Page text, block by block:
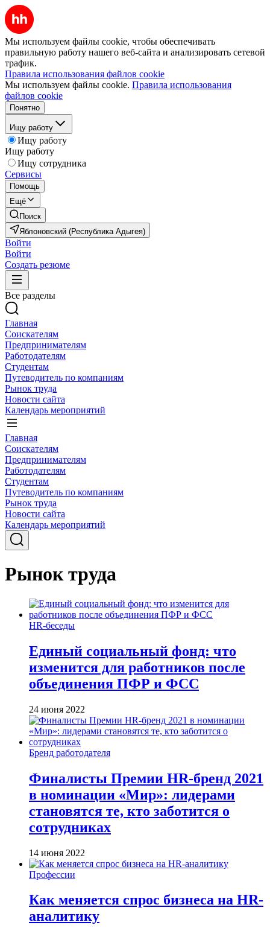
Мы используем файлы cookie, чтобы обеспечивать
правильную работу нашего веб-сайта и анализировать сетевой
трафик.
Правила использования файлов cookie
Мы используем файлы cookie. Правила использования
файлов cookie
Понятно
Ищу работу
Ищу работу
Ищу работу
Ищу сотрудника
Сервисы
Помощь
Ещё
Поиск
Яблоновский (Республика Адыгея)
Войти
Войти
Создать резюме
Все разделы
Главная
Соискателям
Предпринимателям
Работодателям
Студентам
Путеводитель по компаниям
Рынок труда
Новости сайта
Календарь мероприятий
Главная
Соискателям
Предпринимателям
Работодателям
Студентам
Путеводитель по компаниям
Рынок труда
Новости сайта
Календарь мероприятий
Рынок труда
HR-беседы
Единый социальный фонд: что
изменится для работников после
объединения ПФР и ФСС
24 июня 2022
Бренд работодателя
Финалисты Премии HR-бренд 2021
в номинации «Мир»: лидерами
становятся те, кто заботится о
сотрудниках
14 июня 2022
Профессии
Как меняется спрос бизнеса на HR-
аналитику